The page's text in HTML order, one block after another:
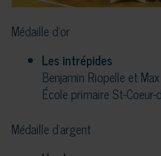
Médaille d’or
Les intrépides
Benjamin Riopelle et
École primaire St-
Médaille d’argent